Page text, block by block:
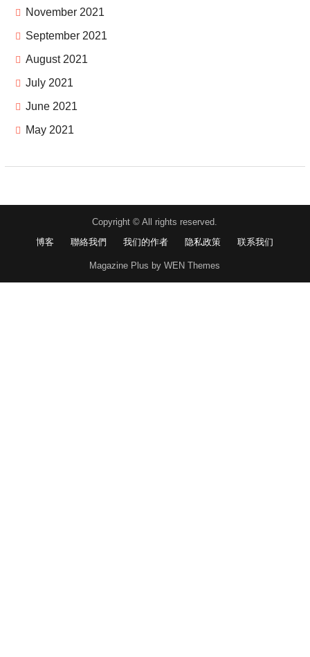
November 2021
September 2021
August 2021
July 2021
June 2021
May 2021
Copyright © All rights reserved.
博客
聯絡我們 我们的作者 隐私政策 联系我们
Magazine Plus by WEN Themes